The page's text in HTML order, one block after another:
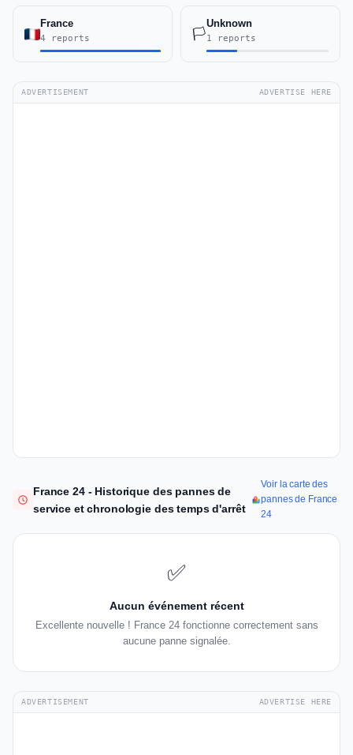
France
4 reports 🏳️
Unknown
1 reports
ADVERTISEMENT ADVERTISE HERE
France 24 - Historique des pannes de
service et chronologie des temps d'arrêt
Voir la carte des
pannes de France
24
✅
Aucun événement récent
Excellente nouvelle ! France 24 fonctionne correctement sans
aucune panne signalée.
ADVERTISEMENT ADVERTISE HERE